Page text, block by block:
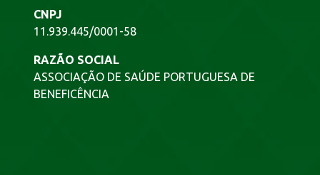
CNPJ
11.939.445/0001-58
RAZÃO SOCIAL
ASSOCIAÇÃO DE SAÚDE PORTUGUESA DE
BENEFICÊNCIA